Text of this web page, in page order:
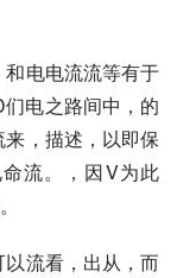
电电流流等有于
电之路间中，的
来，描述，以即保
流。，因V为此
流看，出从，而